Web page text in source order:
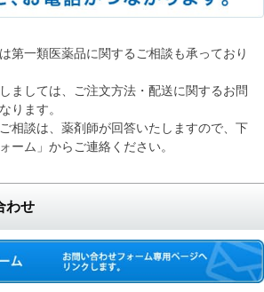
第一類医薬品に関するご相談も承っており
ましては、ご注文方法・配送に関するお問
ります。
相談は、薬剤師が回答いたしますので、下
ーム」からご連絡ください。
わせ